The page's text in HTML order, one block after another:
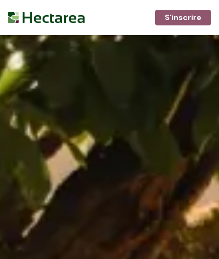
S'inscrire